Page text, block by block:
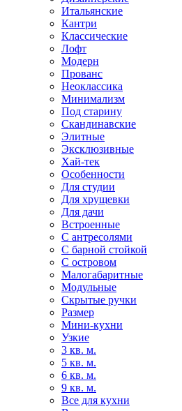
Итальянские
Кантри
Классические
Лофт
Модерн
Прованс
Неоклассика
Минимализм
Под старину
Скандинавские
Элитные
Эксклюзивные
Хай-тек
Особенности
Для студии
Для хрущевки
Для дачи
Встроенные
С антресолями
С барной стойкой
С островом
Малогабаритные
Модульные
Скрытые ручки
Размер
Мини-кухни
Узкие
3 кв. м.
5 кв. м.
6 кв. м.
9 кв. м.
Все для кухни